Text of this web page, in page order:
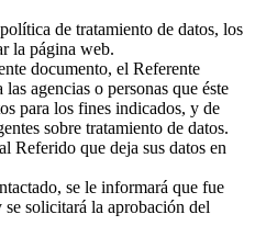
de tratamiento de datos, los
la página web.
documento, el Referente
agencias o personas que éste
para los fines indicados, y de
sobre tratamiento de datos.
Referido que deja sus datos en
se le informará que fue
solicitará la aprobación del